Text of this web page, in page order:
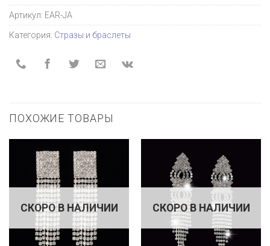
Артикул: EAR-JA
Категория: Стразы и браслеты
ПОХОЖИЕ ТОВАРЫ
СКОРО В НАЛИЧИИ СКОРО В НАЛИЧИИ